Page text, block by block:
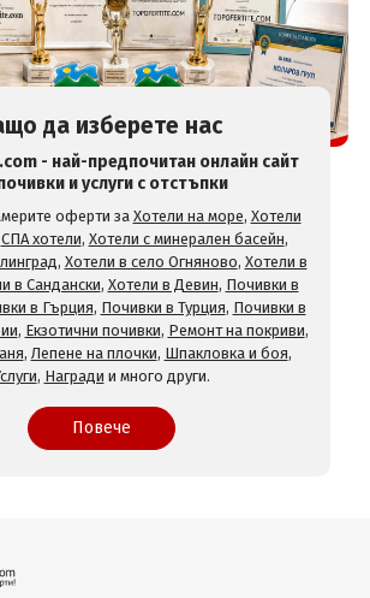
да изберете нас
- най-предпочитан онлайн сайт
и услуги с отстъпки
оферти за Хотели на море, Хотели
СПА хотели, Хотели с минерален басейн,
, Хотели в село Огняново, Хотели в
в Сандански, Хотели в Девин, Почивки в
в Гърция, Почивки в Турция, Почивки в
, Екзотични почивки, Ремонт на покриви,
, Лепене на плочки, Шпакловка и боя,
, Награди и много други.
Повече